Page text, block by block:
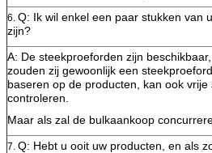
6. Q: Ik wil enkel een paar stukken van
zijn?
A: De steekproeforden zijn
zouden zij gewoonlijk een
baseren op de producten, kan ook
controleren.
Maar als zal de bulkaankoop
7. Q: Hebt u ooit uw producten, en als